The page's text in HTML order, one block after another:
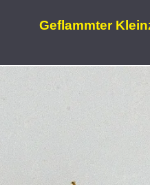
Geflammter